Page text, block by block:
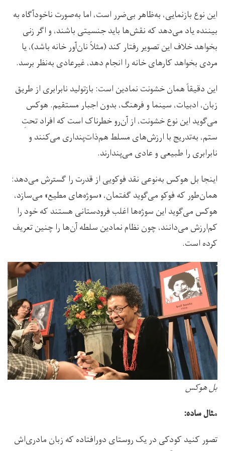
این نوع بازنمایی، به‌ظاهر بی‌ضرر است، اما به‌صورت ناخودآگاه به
بیننده یاد می‌دهد که نقش‌ها باید جنسیتی باشند، و اگر زنی
بخواهد خلاف این تصویر رفتار کند (مثلاً نان‌آور خانه باشد)، یا
مردی بخواهد کارهای خانه را انجام دهد، غیرعادی به‌نظر برسد.
این دقیقاً همان خشونت نمادین است: بازتولید نابرابری از طریق
زبان، ادبیات، سینما و فرهنگ، بدون اجبار مستقیم. هوکس
می‌گوید این نوع خشونت، از آن‌رو خطرناک است که افراد تحتِ
ستم، به‌تدریج با ارزش‌های مسلط هم‌ذات‌پنداری می‌کنند و
نابرابری را طبیعی و عادی می‌پندارند.
اینجا بل هوکس به‌نوعی نقد فوکویی از قدرت را گسترش می‌دهد:
همان‌طور که فوکو می‌گوید گفتمان، «سوژه‌های مطیع» می‌سازد،
هوکس می‌گوید این سوژه‌ها اغلب فرودستانی هستند که خود را
کم‌ارزش می‌دانند، چون نظام نمادین سلطه آن‌ها را چنین تعریف
کرده است.
بل هوکس
مثال ساده:
تصور کنید کودکی در یک روستای دورافتاده که زبان مادری‌اش